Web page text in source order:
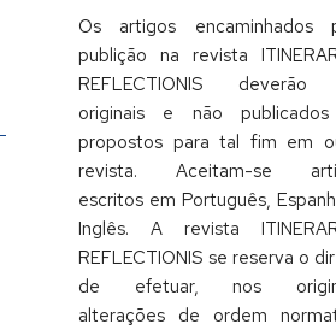
Os artigos encaminhados
publição na revista
REFLECTIONIS deverão
originais e não
propostos para tal fim em
revista. Aceitam-se
escritos em Português,
Inglês. A revista
REFLECTIONIS se reserva o
de efetuar, nos
alterações de ordem